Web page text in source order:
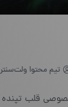
تیم محتوا ولت‌سنتر
قلب